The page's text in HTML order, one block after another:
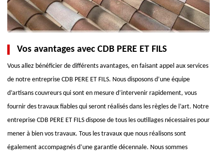
Vos avantages avec CDB PERE ET FILS
Vous allez bénéficier de différents avantages, en faisant appel aux services
de notre entreprise CDB PERE ET FILS. Nous disposons d’une équipe
d’artisans couvreurs qui sont en mesure d’intervenir rapidement, vous
fournir des travaux fiables qui seront réalisés dans les règles de l’art. Notre
entreprise CDB PERE ET FILS dispose de tous les outillages nécessaires pour
mener à bien vos travaux. Tous les travaux que nous réalisons sont
également accompagnés d’une garantie décennale. Nous sommes